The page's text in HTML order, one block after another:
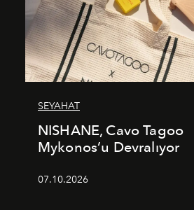
SEYAHAT
NISHANE, Cavo Tagoo
Mykonos’u Devralıyor
07.10.2026